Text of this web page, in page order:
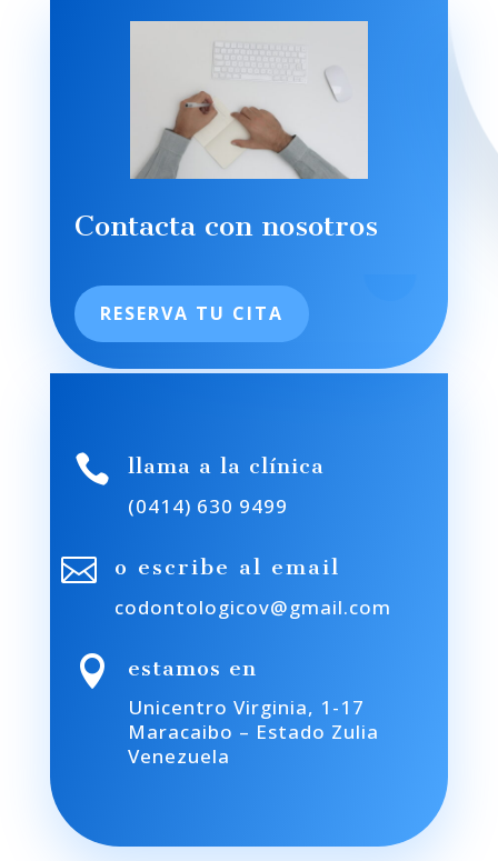
Contacta con nosotros
RESERVA TU CITA

llama a la clínica
(0414) 630 9499

o escribe al email
codontologicov@gmail.com

estamos en
Unicentro Virginia, 1-17
Maracaibo – Estado Zulia
Venezuela